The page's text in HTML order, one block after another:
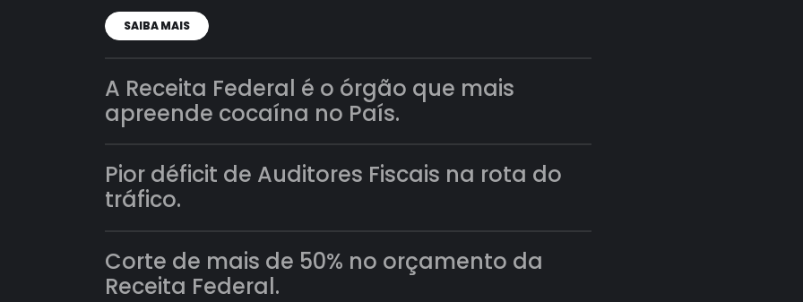
SAIBA MAIS
A Receita Federal é o órgão que mais
apreende cocaína no País.
Pior déficit de Auditores Fiscais na rota do
tráfico.
Corte de mais de 50% no orçamento da
Receita Federal.